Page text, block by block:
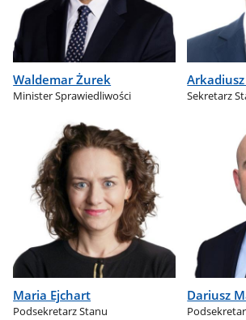
Waldemar Żurek
Minister Sprawiedliwości Sekretarz
Maria Ejchart
Podsekretarz Stanu
Dariusz